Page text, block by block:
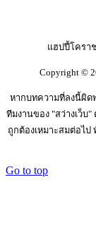
แฮปปี้โครา
Copyright ©
หากบทความที่ลงนี้ผิด
ทีมงานของ "สว่างเว็
ถูกต้องเหมาะสมต่อไ
Go to top